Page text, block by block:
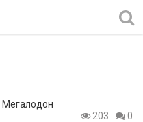
Мегалодон
203
0